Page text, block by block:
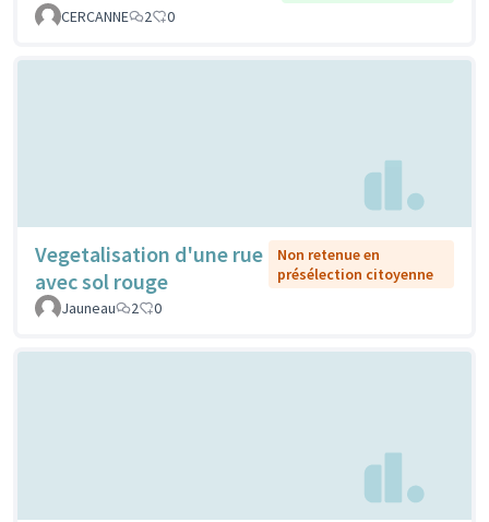
CERCANNE
2 0
Vegetalisation d'une rue
avec sol rouge
Non retenue en
présélection citoyenne
Jauneau
2 0